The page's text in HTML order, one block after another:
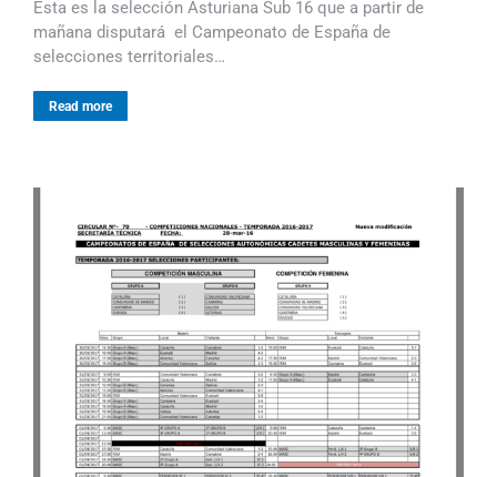
Esta es la selección Asturiana Sub 16 que a partir de
mañana disputará el Campeonato de España de
selecciones territoriales…
Read more